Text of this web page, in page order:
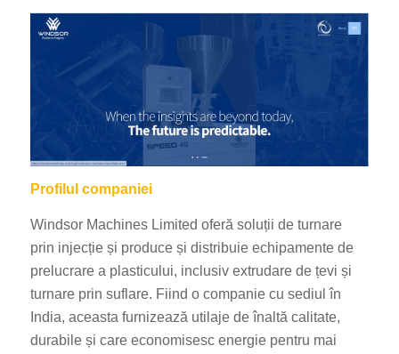
Profilul companiei
Windsor Machines Limited oferă soluții de turnare
prin injecție și produce și distribuie echipamente de
prelucrare a plasticului, inclusiv extrudare de țevi și
turnare prin suflare. Fiind o companie cu sediul în
India, aceasta furnizează utilaje de înaltă calitate,
durabile și care economisesc energie pentru mai